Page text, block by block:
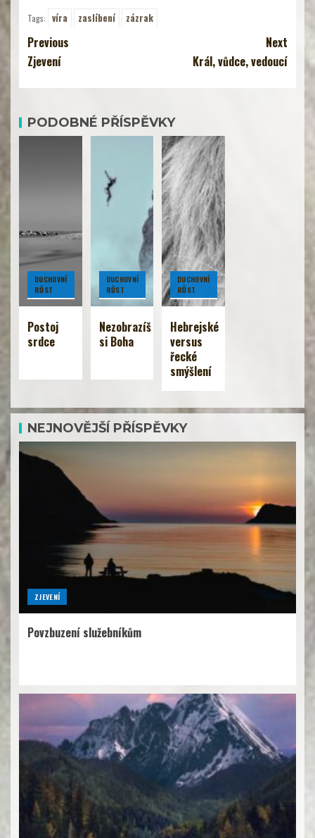
Tags: víra zaslíbení zázrak
Previous
Zjevení
Next
Král, vůdce, vedoucí
PODOBNÉ PŘÍSPĚVKY
DUCHOVNÍ
RŮST
Postoj
srdce
DUCHOVNÍ
RŮST
Nezobrazíš
si Boha
DUCHOVNÍ
RŮST
Hebrejské
versus
řecké
smýšlení
NEJNOVĚJŠÍ PŘÍSPĚVKY
ZJEVENÍ
Povzbuzení služebníkům